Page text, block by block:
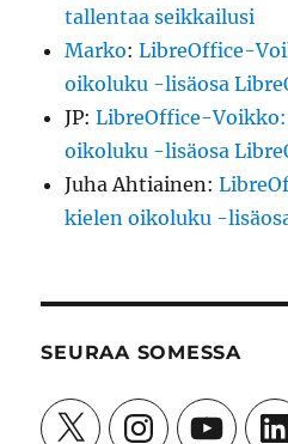
tallentaa seikkailusi
Marko:LibreOffice-
oikoluku -lisäosa
JP:LibreOffice-
oikoluku -lisäosa
Juha Ahtiainen:
kielen oikoluku -
SEURAA SOMESSA
X InstagramYouTube